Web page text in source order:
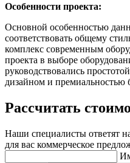
Особенности проекта:
Основной особенностью
соответствовать общему
комплекс современным
проекта в выборе
руководствовались
дизайном и премиальностью
Рассчитать
Наши специалисты ответят
для вас коммерческое